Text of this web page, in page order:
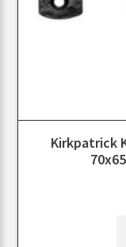
Kirkpatrick